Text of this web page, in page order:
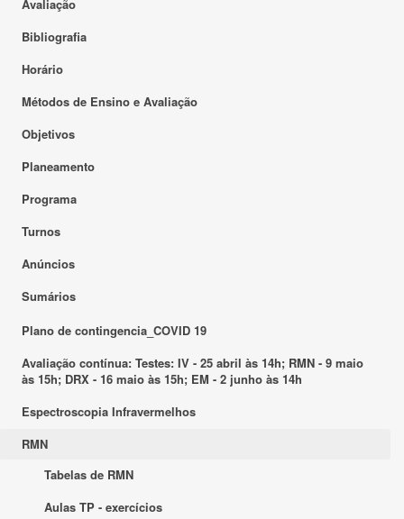
Avaliação
Bibliografia
Horário
Métodos de Ensino e Avaliação
Objetivos
Planeamento
Programa
Turnos
Anúncios
Sumários
Plano de contingencia_COVID 19
Avaliação contínua: Testes: IV - 25 abril às 14h; RMN - 9 maio
às 15h; DRX - 16 maio às 15h; EM - 2 junho às 14h
Espectroscopia Infravermelhos
RMN
Tabelas de RMN
Aulas TP - exercícios